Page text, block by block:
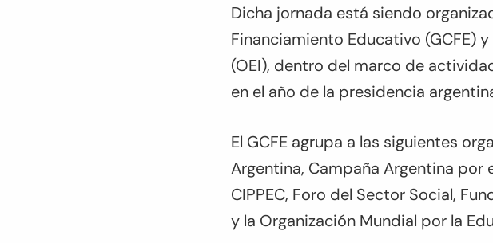
Dicha jornada está siendo
Financiamiento Educativo (GCFE)
(OEI), dentro del marco de
en el año de la presidencia
El GCFE agrupa a las siguientes
Argentina, Campaña Argentina por
CIPPEC, Foro del Sector Social,
y la Organización Mundial por la